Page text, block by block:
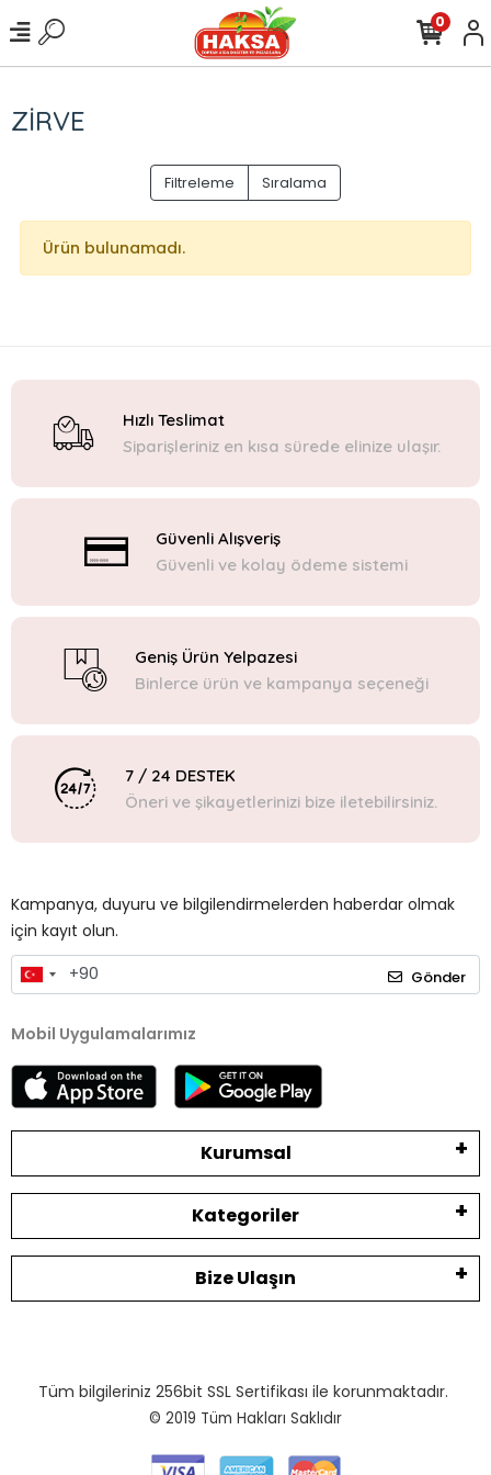
0
ZİRVE
Filtreleme Sıralama
Ürün bulunamadı.
Hızlı Teslimat
Siparişleriniz en kısa sürede elinize ulaşır.
Güvenli Alışveriş
Güvenli ve kolay ödeme sistemi
Geniş Ürün Yelpazesi
Binlerce ürün ve kampanya seçeneği
7 / 24 DESTEK
Öneri ve şikayetlerinizi bize iletebilirsiniz.
Kampanya, duyuru ve bilgilendirmelerden haberdar olmak
için kayıt olun.
Gönder
Mobil Uygulamalarımız
Kurumsal
Kategoriler
Bize Ulaşın
Tüm bilgileriniz 256bit SSL Sertifikası ile korunmaktadır.
© 2019 Tüm Hakları Saklıdır